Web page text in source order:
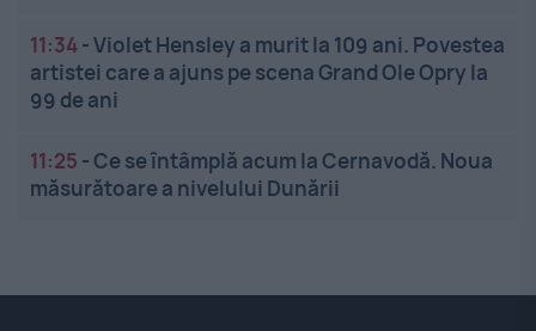
11:34-Violet Hensley a murit la 109 ani. Povestea
artistei care a ajuns pe scena Grand Ole Opry la
99 de ani
11:25 -Ce se întâmplă acum la Cernavodă. Noua
măsurătoare a nivelului Dunării